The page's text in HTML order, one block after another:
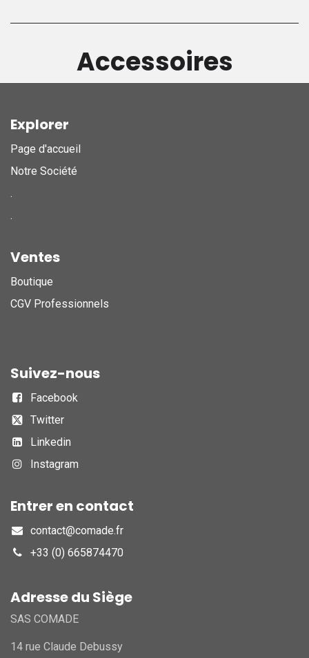
Accessoires
Explorer
Page d'accueil
Notre Société
.
.
Ventes
Boutique
CGV Professionnels
Suivez-nous
Facebook
Twitter
Linkedin
Instagram
Entrer en contact
contact@comade.fr
+33 (0) 665874470
Adresse du Siège
SAS COMADE
14 rue Claude Debussy